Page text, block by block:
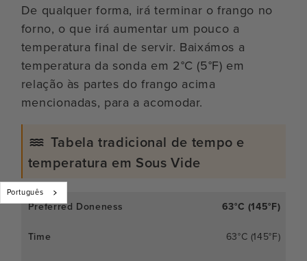
De qualquer forma, irá terminar o frango no
forno, o que irá aumentar um pouco a
temperatura final de servir. Baixámos a
temperatura da sonda em 2°C (5°F) em
relação às partes do frango acima
mencionadas, para a acomodar.
Tabela tradicional de tempo e
temperatura em Sous Vide
63°C (145°F)
63°C (145°F)
Português